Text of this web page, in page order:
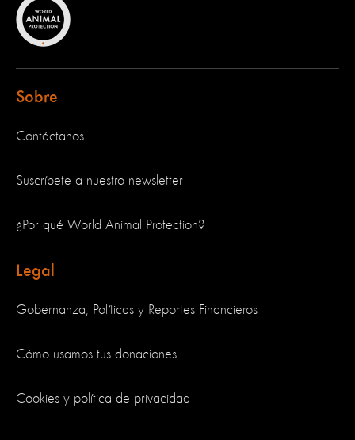
Sobre
Contáctanos
Suscríbete a nuestro newsletter
¿Por qué World Animal Protection?
Legal
Gobernanza, Políticas y Reportes Financieros
Cómo usamos tus donaciones
Cookies y política de privacidad